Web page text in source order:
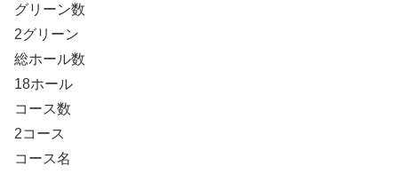
グリーン数
2グリーン
総ホール数
18ホール
コース数
2コース
コース名